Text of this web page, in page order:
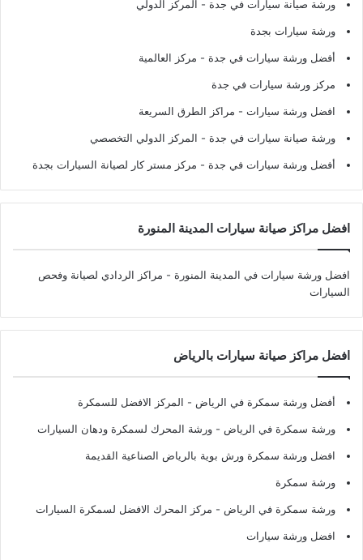
ورشة صيانة سيارات في جدة - المركز الدولي
ورشة سيارات بجدة
أفضل ورشة سيارات في جدة - مركز العالمية
مركز ورشة سيارات في جدة
افضل ورشة سيارات - مراكز الطرق السريعة
ورشة صيانة سيارات في جدة - المركز الدولي التخصصي
أفضل ورشة سيارات في جدة - مركز مستر كار لصيانة السيارات بجدة
افضل مراكز صيانة سيارات المدينة المنورة
افضل ورشة سيارات في المدينة المنورة - مراكز الردادي لصيانة وفحص
السيارات
افضل مراكز صيانة سيارات بالرياض
أفضل ورشة سمكرة في الرياض - المركز الافضل للسمكرة
ورشة سمكرة في الرياض - ورشة المحرك لسمكرة ودهان السيارات
افضل ورشة سمكرة ورش بوية بالرياض الصناعية القديمة
ورشة سمكرة
ورشة سمكرة في الرياض - مركز المحرك الافضل لسمكرة السيارات
افضل ورشة سيارات